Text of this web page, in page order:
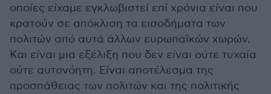
οποίες είχαμε εγκλωβιστεί επί χρόνια είναι που
κρατούν σε απόκλιση τα εισοδήματα των
πολιτών από αυτά άλλων ευρωπαϊκών χωρών.
Και είναι μια εξέλιξη που δεν είναι ούτε τυχαία
ούτε αυτονόητη. Είναι αποτέλεσμα της
προσπάθειας των πολιτών και της πολιτικής